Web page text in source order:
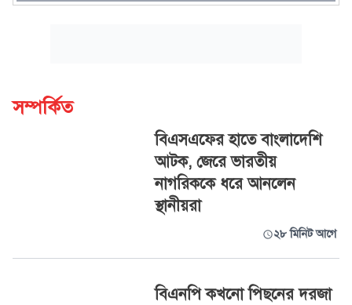
সম্পর্কিত
বিএসএফের হাতে বাংলাদেশি
আটক, জেরে ভারতীয়
নাগরিককে ধরে আনলেন
স্থানীয়রা
২৮ মিনিট আগে
বিএনপি কখনো পিছনের দরজা